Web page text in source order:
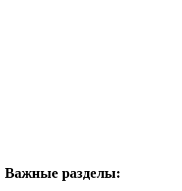
Важные разделы: